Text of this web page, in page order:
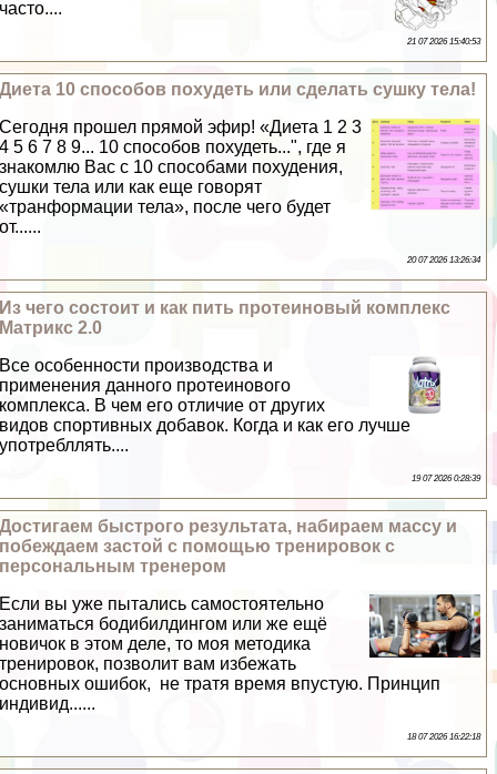
часто....
21 07 2026 15:40:53
Диета 10 способов похудеть или сделать сушку тела!
Сегодня прошел прямой эфир! «Диета 1 2 3
4 5 6 7 8 9... 10 способов похудеть...", где я
знакомлю Вас с 10 способами похудения,
сушки тела или как еще говорят
«транформации тела», после чего будет
от......
20 07 2026 13:26:34
Из чего состоит и как пить протеиновый комплекс
Матрикс 2.0
Все особенности производства и
применения данного протеинового
комплекса. В чем его отличие от других
видов спортивных добавок. Когда и как его лучше
употрeбллять....
19 07 2026 0:28:39
Достигаем быстрого результата, набираем массу и
побеждаем застой с помощью тренировок с
персональным тренером
Если вы уже пытались самостоятельно
заниматься бодибилдингом или же ещё
новичок в этом деле, то моя методика
тренировок, позволит вам избежать
основных ошибок, не тратя время впустую. Принцип
индивид......
18 07 2026 16:22:18